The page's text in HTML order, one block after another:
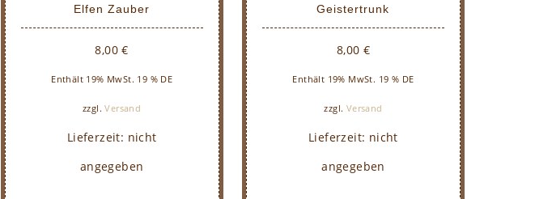
Elfen Zauber
8,00€
Enthält 19% MwSt. 19 % DE
zzgl.Versand
Lieferzeit: nicht
angegeben
Geistertrunk
8,00 €
Enthält 19% MwSt. 19 % DE
zzgl. Versand
Lieferzeit: nicht
angegeben